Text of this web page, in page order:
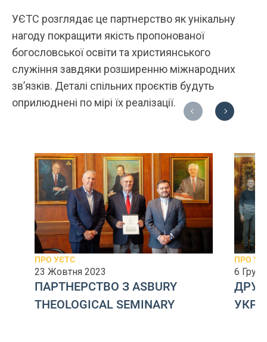
УЄТС розглядає це партнерство як унікальну
нагоду покращити якість пропонованої
богословської освіти та християнського
служіння завдяки розширенню міжнародних
зв’язків. Деталі спільних проєктів будуть
оприлюднені по мірі їх реалізації.
Previous
ПРО УЄТС
23 Жовтня 2023
ПАРТНЕРСТВО З ASBURY
THEOLOGICAL SEMINARY
ПРО
6
Next